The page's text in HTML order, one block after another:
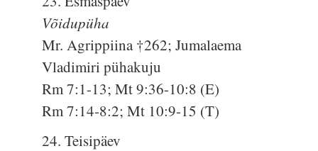
Võidupüha
Mr. Agrippiina †262; Jumalaema
Vladimiri pühakuju
Rm 7:1-13; Mt 9:36-10:8 (E)
Rm 7:14-8:2; Mt 10:9-15 (T)
24. Teisipäev